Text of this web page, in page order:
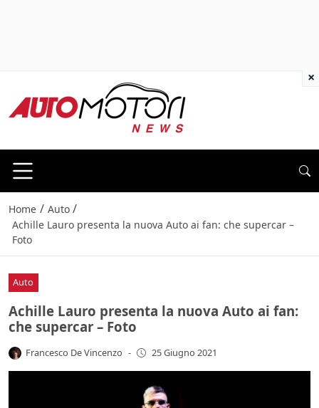
Home / Auto /
Achille Lauro presenta la nuova Auto ai fan: che supercar –
Foto
Auto
Achille Lauro presenta la nuova Auto ai fan:
che supercar – Foto
Francesco De Vincenzo - 25 Giugno 2021
×